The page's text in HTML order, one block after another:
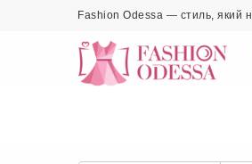
Fashion Odessa — стиль, який